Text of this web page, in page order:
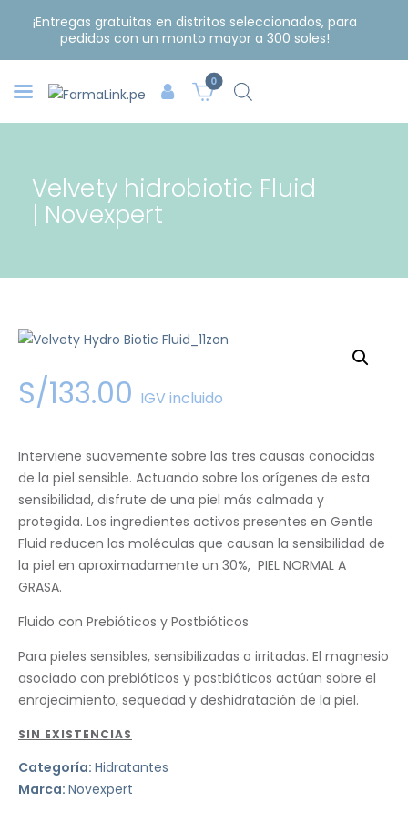
¡Entregas gratuitas en distritos seleccionados, para
pedidos con un monto mayor a 300 soles!
0
Velvety hidrobiotic Fluid
| Novexpert
S/133.00 IGV incluido
Interviene suavemente sobre las tres causas conocidas
de la piel sensible. Actuando sobre los orígenes de esta
sensibilidad, disfrute de una piel más calmada y
protegida. Los ingredientes activos presentes en Gentle
Fluid reducen las moléculas que causan la sensibilidad de
la piel en aproximadamente un 30%, PIEL NORMAL A
GRASA.
Fluido con Prebióticos y Postbióticos
Para pieles sensibles, sensibilizadas o irritadas. El magnesio
asociado con prebióticos y postbióticos actúan sobre el
enrojecimiento, sequedad y deshidratación de la piel.
SIN EXISTENCIAS
Categoría: Hidratantes
Marca: Novexpert